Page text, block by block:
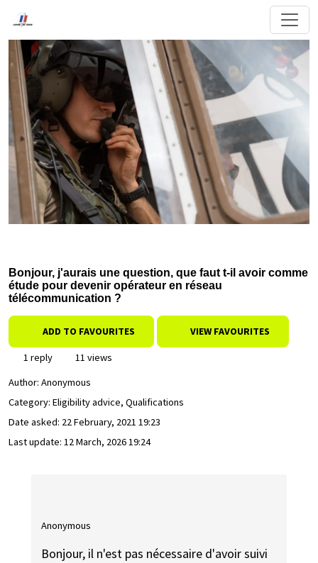
Bonjour, j'aurais une question, que faut t-il avoir comme
étude pour devenir opérateur en réseau
télécommunication ?
ADD TO FAVOURITES VIEW FAVOURITES
1 reply
11 views
Author: Anonymous
Category: Eligibility advice, Qualifications
Date asked: 22 February, 2021 19:23
Last update: 12 March, 2026 19:24
Anonymous
Bonjour, il n'est pas nécessaire d'avoir suivi